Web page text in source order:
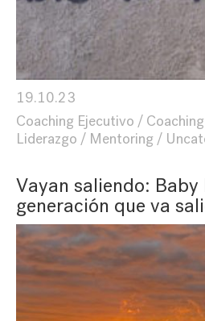
19.10.23
Coaching Ejecutivo
Liderazgo
Mentoring
Vayan saliendo: Baby
generación que va